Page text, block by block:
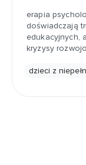
erapia
doświadczają
edukacyjnych,
kryzysy
dzieci z